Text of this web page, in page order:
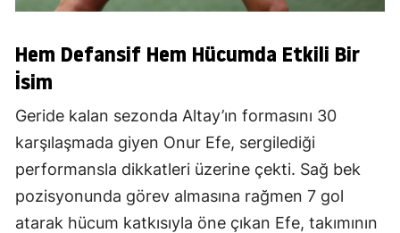
Hem Defansif Hem Hücumda Etkili Bir
İsim
Geride kalan sezonda Altay’ın formasını 30
karşılaşmada giyen Onur Efe, sergilediği
performansla dikkatleri üzerine çekti. Sağ bek
pozisyonunda görev almasına rağmen 7 gol
atarak hücum katkısıyla öne çıkan Efe, takımının